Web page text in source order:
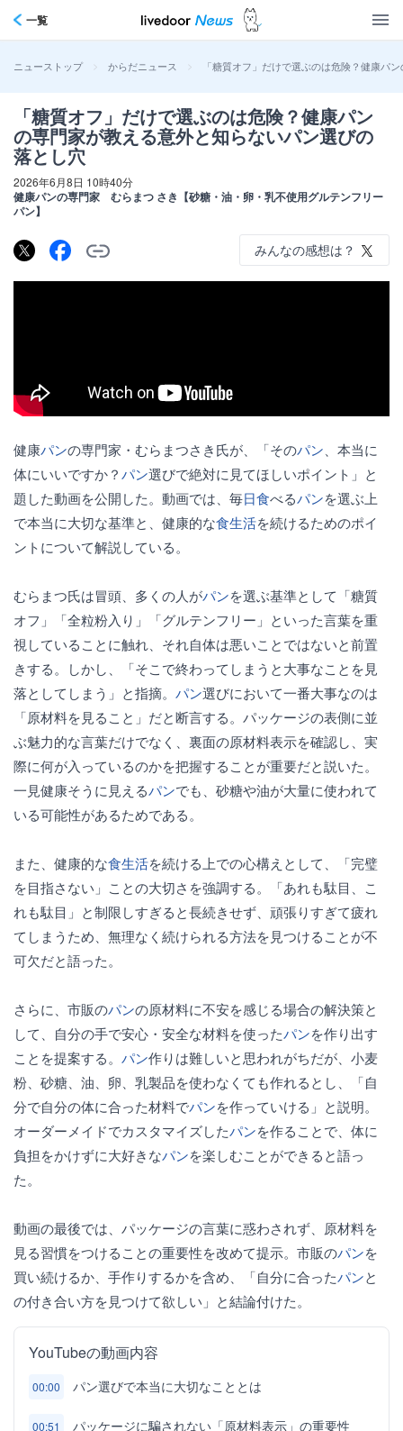
一覧
ニューストップ > からだニュース > 「糖質オフ」だけで選ぶのは危険？健康パ
「糖質オフ」だけで選ぶのは危険？健康パン
の専門家が教える意外と知らないパン選びの
落とし穴
2026年6月8日 10時40分
健康パンの専門家 むらまつ さき【砂糖・油・卵・乳不使用グルテンフリー
パン】
みんなの感想は？
健康パンの専門家・むらまつさき氏が、「そのパン 、本当に
体にいいですか？パン選びで絶対に見てほしいポイント」と
題した動画を公開した。動画では、毎日食べるパンを選ぶ上
で本当に大切な基準と、健康的な食生活を続けるためのポイ
ントについて解説している。
むらまつ氏は冒頭、多くの人がパンを選ぶ基準として「糖質
オフ」「全粒粉入り」「グルテンフリー」といった言葉を重
視していることに触れ、それ自体は悪いことではないと前置
きする。しかし、「そこで終わってしまうと大事なことを見
落としてしまう」と指摘。 パン選びにおいて一番大事なのは
「原材料を見ること」だと断言する。パッケージの表側に並
ぶ魅力的な言葉だけでなく、裏面の原材料表示を確認し、実
際に何が入っているのかを把握することが重要だと説いた。
一見健康そうに見えるパンでも、砂糖や油が大量に使われて
いる可能性があるためである。
また、健康的な食生活を続ける上での心構えとして、「完璧
を目指さない」ことの大切さを強調する。「あれも駄目、こ
れも駄目」と制限しすぎると長続きせず、頑張りすぎて疲れ
てしまうため、無理なく続けられる方法を見つけることが不
可欠だと語った。
さらに、市販のパンの原材料に不安を感じる場合の解決策と
して、自分の手で安心・安全な材料を使ったパンを作り出す
ことを提案する。 パン作りは難しいと思われがちだが、小麦
粉、砂糖、油、卵、乳製品を使わなくても作れるとし、「自
分で自分の体に合った材料でパンを作っていける」と説明。
オーダーメイドでカスタマイズしたパンを作ることで、体に
負担をかけずに大好きなパンを楽しむことができると語っ
た。
動画の最後では、パッケージの言葉に惑わされず、原材料を
見る習慣をつけることの重要性を改めて提示。市販のパンを
買い続けるか、手作りするかを含め、「自分に合ったパンと
の付き合い方を見つけて欲しい」と結論付けた。
YouTubeの動画内容
00:00 パン選びで本当に大切なこととは
00:51 パッケージに騙されない「原材料表示」の重要性